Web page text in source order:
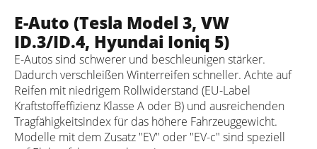
E-Auto (Tesla Model 3, VW
ID.3/ID.4, Hyundai Ioniq 5)
E-Autos sind schwerer und beschleunigen stärker.
Dadurch verschleißen Winterreifen schneller. Achte auf
Reifen mit niedrigem Rollwiderstand (EU-Label
Kraftstoffeffizienz Klasse A oder B) und ausreichenden
Tragfähigkeitsindex für das höhere Fahrzeuggewicht.
Modelle mit dem Zusatz "EV" oder "EV-c" sind speziell